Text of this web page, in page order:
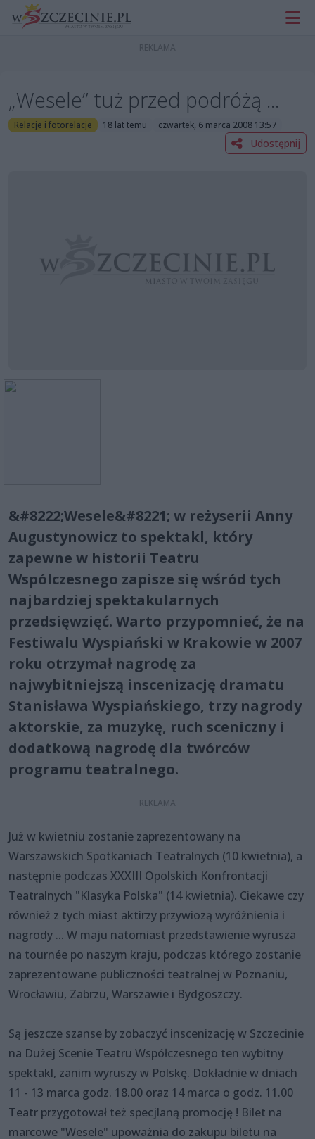
„Wesele” tuż przed podróżą ...
Relacje i fotorelacje 18 lat temu czwartek, 6 marca 2008 13:57
Udostępnij
&#8222;Wesele&#8221; w reżyserii Anny
Augustynowicz to spektakl, który
zapewne w historii Teatru
Wspólczesnego zapisze się wśród tych
najbardziej spektakularnych
przedsięwzięć. Warto przypomnieć, że na
Festiwalu Wyspiański w Krakowie w 2007
roku otrzymał nagrodę za
najwybitniejszą inscenizację dramatu
Stanisława Wyspiańskiego, trzy nagrody
aktorskie, za muzykę, ruch sceniczny i
dodatkową nagrodę dla twórców
programu teatralnego.
Już w kwietniu zostanie zaprezentowany na
Warszawskich Spotkaniach Teatralnych (10 kwietnia), a
następnie podczas XXXIII Opolskich Konfrontacji
Teatralnych "Klasyka Polska" (14 kwietnia). Ciekawe czy
również z tych miast aktirzy przywiozą wyróżnienia i
nagrody ... W maju natomiast przedstawienie wyrusza
na tournée po naszym kraju, podczas którego zostanie
zaprezentowane publiczności teatralnej w Poznaniu,
Wrocławiu, Zabrzu, Warszawie i Bydgoszczy.
Są jeszcze szanse by zobaczyć inscenizację w Szczecinie
na Dużej Scenie Teatru Współczesnego ten wybitny
spektakl, zanim wyruszy w Polskę. Dokładnie w dniach
11 - 13 marca godz. 18.00 oraz 14 marca o godz. 11.00
Teatr przygotował też specjlaną promocję ! Bilet na
marcowe "Wesele" upoważnia do zakupu biletu na